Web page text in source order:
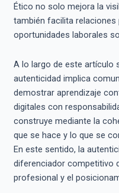
Ético no solo mejora la
también facilita
oportunidades laborales
A lo largo de este artículo
autenticidad implica
demostrar aprendizaje
digitales con
construye mediante la
que se hace y lo que se
En este sentido, la
diferenciador competitivo
profesional y el